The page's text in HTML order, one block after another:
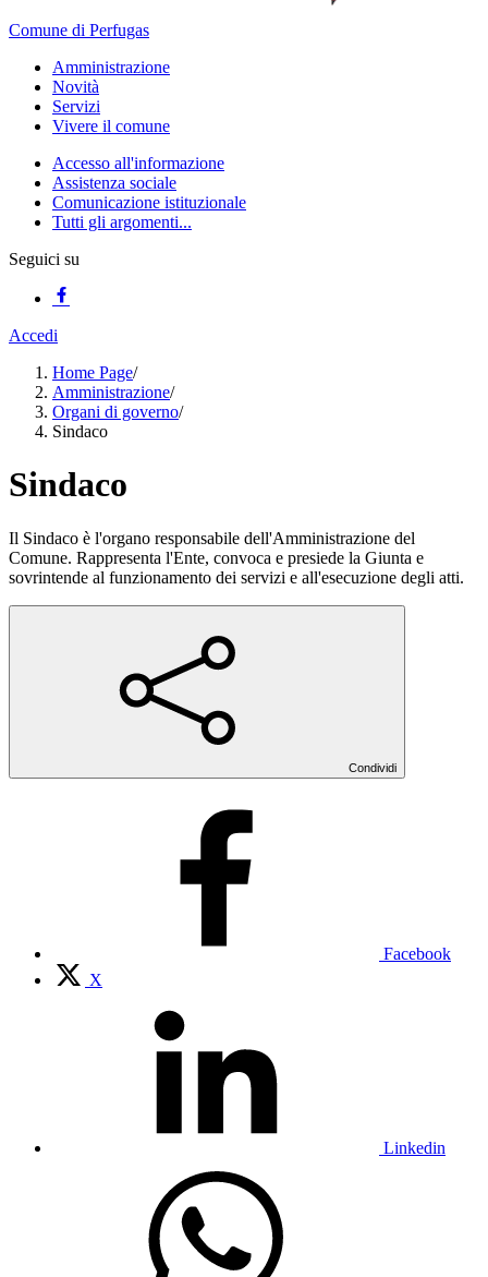
Comune di Perfugas
Amministrazione
Novità
Servizi
Vivere il comune
Accesso all'informazione
Assistenza sociale
Comunicazione istituzionale
Tutti gli argomenti...
Seguici su
Accedi
Home Page/
Amministrazione/
Organi di governo/
Sindaco
Sindaco
Il Sindaco è l'organo responsabile dell'Amministrazione del
Comune. Rappresenta l'Ente, convoca e presiede la Giunta e
sovrintende al funzionamento dei servizi e all'esecuzione degli atti.
Condividi
Facebook
X
Linkedin